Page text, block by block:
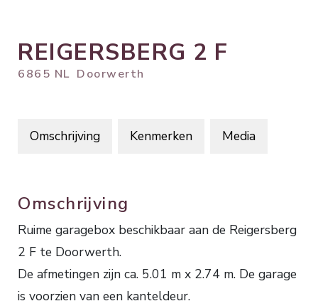
REIGERSBERG 2 F
6865 NL Doorwerth
Omschrijving Kenmerken Media
Omschrijving
Ruime garagebox beschikbaar aan de Reigersberg
2 F te Doorwerth.
De afmetingen zijn ca. 5.01 m x 2.74 m. De garage
is voorzien van een kanteldeur.